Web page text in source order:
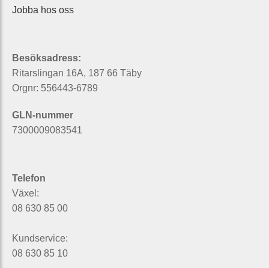
Jobba hos oss
Besöksadress:
Ritarslingan 16A, 187 66 Täby
Orgnr: 556443-6789
GLN-nummer
7300009083541
Telefon
Växel:
08 630 85 00
Kundservice:
08 630 85 10